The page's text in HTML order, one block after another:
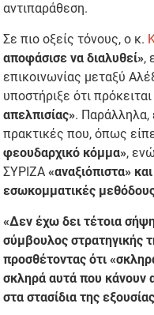
αντιπαράθεση.
Σε πιο οξείς τόνους, ο κ.
αποφάσισε να διαλυθεί»,
επικοινωνίας μεταξύ
υποστήριξε ότι
απελπισίας». Παράλληλα,
πρακτικές που, όπως
φεουδαρχικό κόμμα»,
ΣΥΡΙΖΑ«αναξιόπιστα»
εσωκομματικές
«Δεν έχω δει τέτοια
σύμβουλος στρατηγικής
προσθέτοντας ότι
σκληρά αυτά που κάνουν
στα στασίδια της